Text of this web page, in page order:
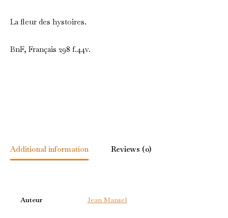
La fleur des hystoires.
BnF, Français 298 f.44v.
Additional information Reviews (0)
Auteur Jean Mansel